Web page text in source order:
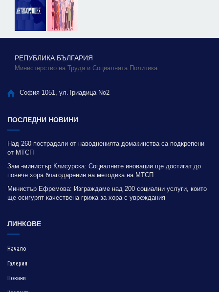
РЕПУБЛИКА БЪЛГАРИЯ
Министерство на Труда и Социалната Политика
София 1051, ул.Триадица No2
ПОСЛЕДНИ НОВИНИ
Над 260 пострадали от наводненията домакинства са подкрепени
от МТСП
Зам.-министър Клисурска: Социалните иновации ще достигат до
повече хора благодарение на методика на МТСП
Министър Ефремова: Изграждаме над 200 социални услуги, които
ще осигурят качествена грижа за хора с увреждания
ЛИНКОВЕ
Начало
Галерия
Новини